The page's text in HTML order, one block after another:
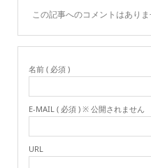
この記事へのコメントはありま
名前 ( 必須 )
E-MAIL ( 必須 ) ※ 公開されません
URL